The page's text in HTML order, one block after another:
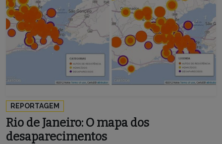
REPORTAGEM
Rio de Janeiro: O mapa dos
desaparecimentos